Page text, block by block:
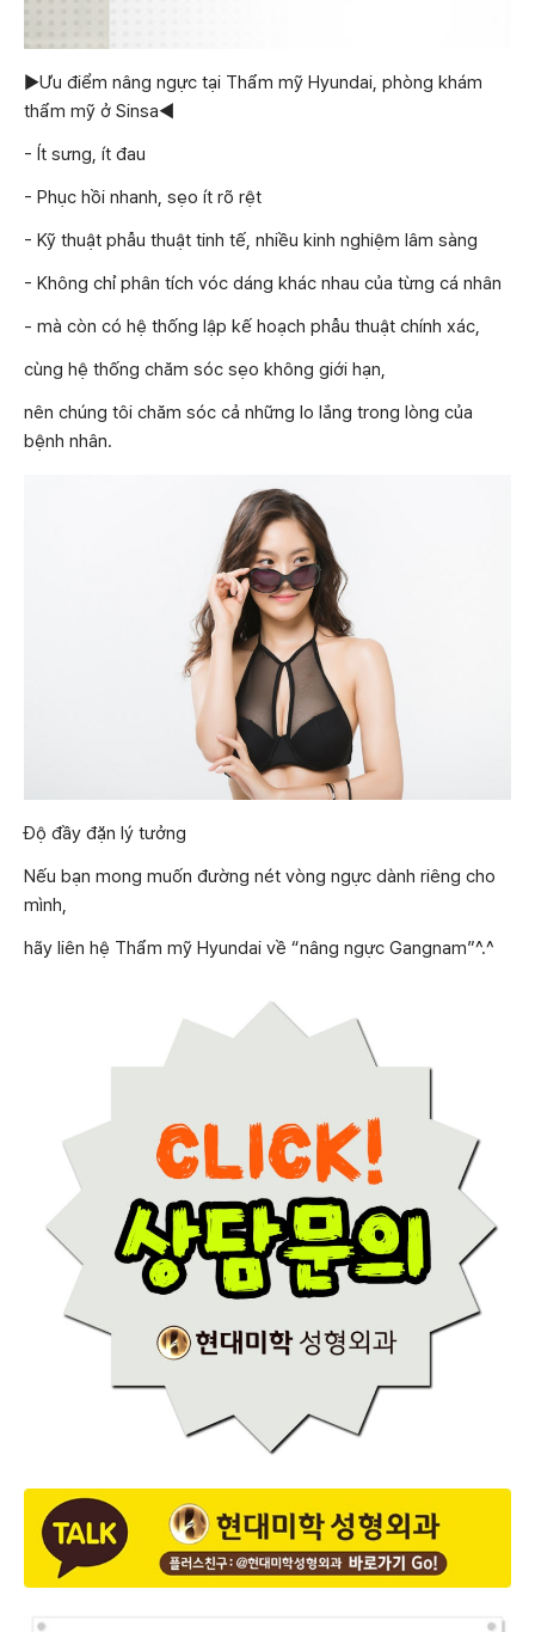
▶Ưu điểm nâng ngực tại Thẩm mỹ Hyundai, phòng khám
thẩm mỹ ở Sinsa◀
- Ít sưng, ít đau
- Phục hồi nhanh, sẹo ít rõ rệt
- Kỹ thuật phẫu thuật tinh tế, nhiều kinh nghiệm lâm sàng
- Không chỉ phân tích vóc dáng khác nhau của từng cá nhân
- mà còn có hệ thống lập kế hoạch phẫu thuật chính xác,
cùng hệ thống chăm sóc sẹo không giới hạn,
nên chúng tôi chăm sóc cả những lo lắng trong lòng của
bệnh nhân.
Độ đầy đặn lý tưởng
Nếu bạn mong muốn đường nét vòng ngực dành riêng cho
mình,
hãy liên hệ Thẩm mỹ Hyundai về “nâng ngực Gangnam”^.^